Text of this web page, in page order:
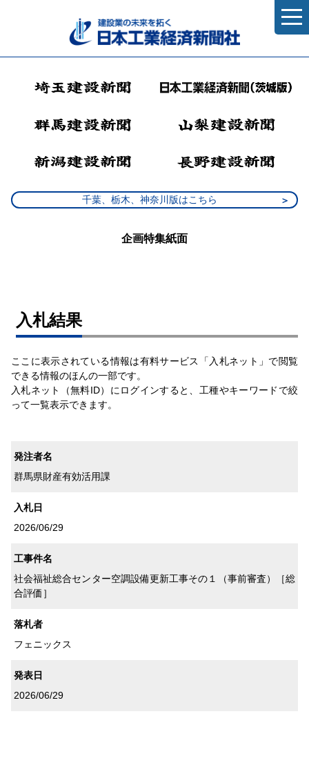
千葉、栃木、神奈川版はこちら
企画特集紙面
⼊札結果
ここに表示されている情報は有料サービス「入札ネット」で閲覧
できる情報のほんの一部です。
入札ネット（無料ID）にログインすると、工種やキーワードで絞
って一覧表示できます。
発注者名
群馬県財産有効活用課
入札日
2026/06/29
工事件名
社会福祉総合センター空調設備更新工事その１（事前審査）［総
合評価］
落札者
フェニックス
発表日
2026/06/29